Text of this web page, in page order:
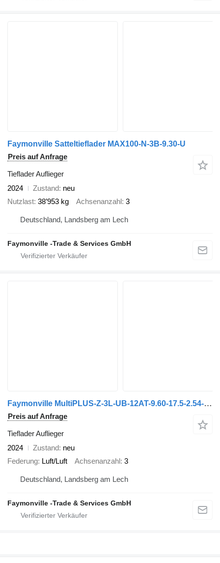
Faymonville Satteltieflader MAX100-N-3B-9.30-U
Preis auf Anfrage
Tieflader Auflieger
2024
Zustand
neu
Nutzlast 38’953 kg Achsenanzahl 3
Deutschland, Landsberg am Lech
Faymonville -Trade & Services GmbH
Faymonville MultiPLUS-Z-3L-UB-12AT-9.60-17.5-2.54-GR
Preis auf Anfrage
Tieflader Auflieger
2024
Zustand
neu
Federung Luft/Luft Achsenanzahl 3
Deutschland, Landsberg am Lech
Faymonville -Trade & Services GmbH